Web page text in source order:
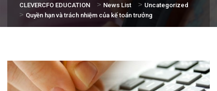
CLEVERCFO EDUCATION > News List > Uncategorized
> Quyền hạn và trách nhiệm của kế toán trưởng